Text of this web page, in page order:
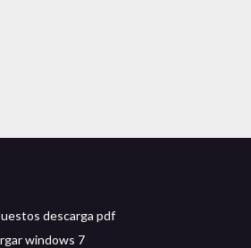
descarga pdf
windows 7